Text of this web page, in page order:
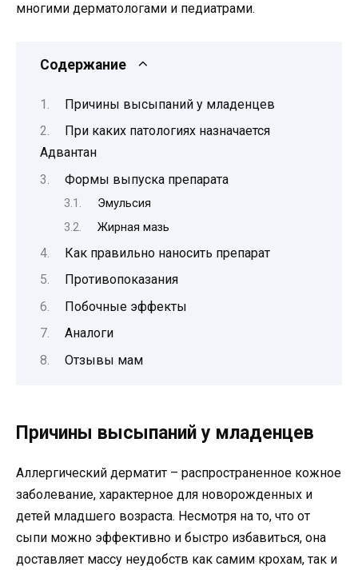
многими дерматологами и педиатрами.
Содержание
Причины высыпаний у младенцев
При каких патологиях назначается
Адвантан
Формы выпуска препарата
Эмульсия
Жирная мазь
Как правильно наносить препарат
Противопоказания
Побочные эффекты
Аналоги
Отзывы мам
Причины высыпаний у младенцев
Аллергический дерматит – распространенное кожное
заболевание, характерное для новорожденных и
детей младшего возраста. Несмотря на то, что от
сыпи можно эффективно и быстро избавиться, она
доставляет массу неудобств как самим крохам, так и